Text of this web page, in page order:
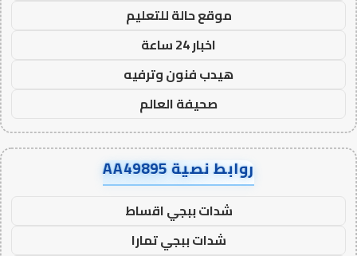
موقع حالة للتعليم
اخبار 24 ساعة
هيدب فنون وترفيه
صحيفة العالم
روابط نصية AA49895
شدات ببجي اقساط
شدات ببجي تمارا